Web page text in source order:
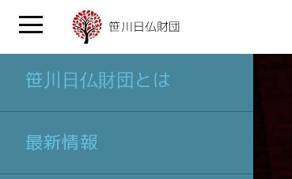
笹川日仏財団とは
最新情報